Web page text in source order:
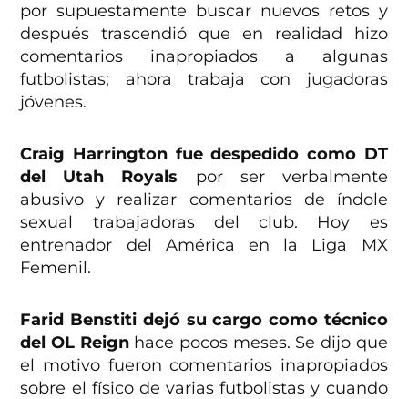
por supuestamente buscar nuevos retos y
después trascendió que en realidad hizo
comentarios inapropiados a algunas
futbolistas; ahora trabaja con jugadoras
jóvenes.
Craig Harrington fue despedido como DT
del Utah Royals por ser verbalmente
abusivo y realizar comentarios de índole
sexual trabajadoras del club. Hoy es
entrenador del América en la Liga MX
Femenil.
Farid Benstiti dejó su cargo como técnico
del OL Reignhace pocos meses. Se dijo que
el motivo fueron comentarios inapropiados
sobre el físico de varias futbolistas y cuando